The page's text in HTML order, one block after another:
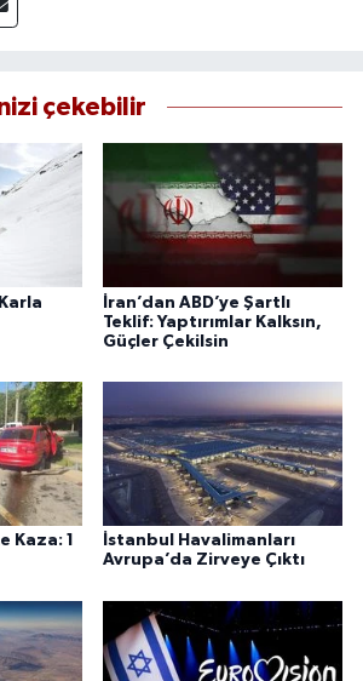
çekebilir
İran’dan ABD’ye Şartlı
Teklif: Yaptırımlar Kalksın,
Güçler Çekilsin
Kaza: 1
İstanbul Havalimanları
Avrupa’da Zirveye Çıktı